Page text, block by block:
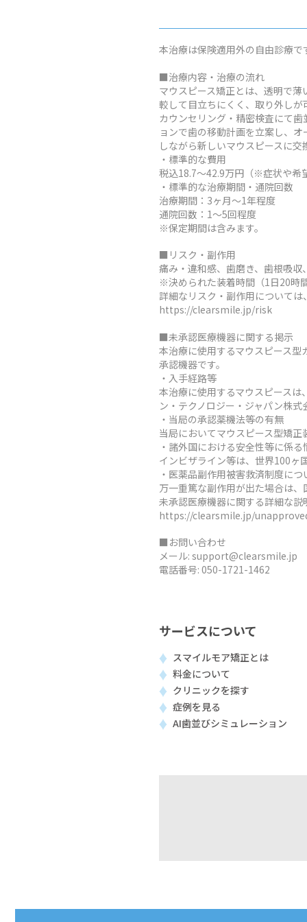
本治療は保険適用外の自由診療で
■治療内容・治療の流れ
マウスピース矯正とは、透明で
較して目立ちにくく、取り外しが
カウンセリング・精密検査にて
ョンで歯の移動計画を立案し、
しながら新しいマウスピースに
・標準的な費用
税込18.7～42.9万円（※症状や希
・標準的な治療期間・通院回数
治療期間：3ヶ月～1年程度
通院回数：1～5回程度
※保定期間は含みます。
■リスク・副作用
痛み・違和感、歯磨き、歯根吸
※決められた装着時間（1日20時
詳細なリスク・副作用について
https://clearsmile.jp/risk
■未承認医療機器に関する掲示
本治療に使用するマウスピース
承認機器です。
・入手経路等
本治療に使用するマウスピース
ン・テクノロジー・ジャパン株
・当局の承認薬機法等の有無
当局においてマウスピース型矯
・諸外国における安全性等に係る
インビザライン等は、世界100ヶ
・医薬品副作用被害救済制度につ
万一重篤な副作用が出た場合は
未承認医療機器に関する詳細な
https://clearsmile.jp/
■お問い合わせ
メール: support@clearsmile.jp
電話番号: 050-1721-1462
サービスについて
スマイルモア矯正とは
料金について
クリニックを探す
症例を見る
AI歯並びシミュレーション